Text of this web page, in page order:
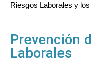
Riesgos Laborales y
Prevención
Laborales